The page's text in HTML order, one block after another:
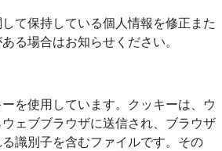
て保持している個人情報を修正また
る場合はお知らせください。
を使用しています。クッキーは、ウ
ェブブラウザに送信され、ブラウザ
識別子を含むファイルです。その